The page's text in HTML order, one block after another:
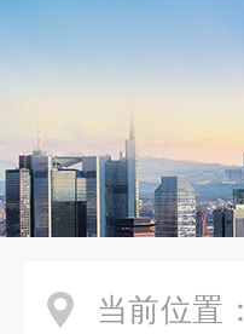
当前位置：